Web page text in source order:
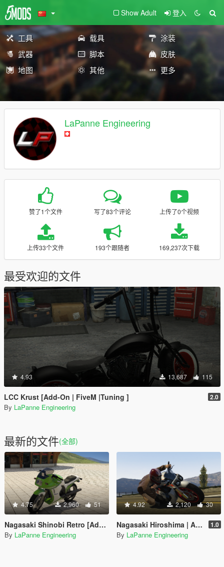
Show Adult 登入
工具 载具
涂装
武器
脚本
皮肤
地图
其他 更多
LaPanne Engineering
赞了1个文件 写了83个评论 上传了0个视频
上传33个文件 193个跟随者 169,237次下载
最受欢迎的文件
4.93 13,687 115
LCC Krust [Add-On | FiveM |Tuning ] 2.0
By LaPanne Engineering
最新的文件(全部)
4.75 2,960 51
Nagasaki Shinobi Retro [Add-On | FiveM | Template]
By LaPanne Engineering
4.92 2,120 30
Nagasaki Hiroshima | ADDON | FIVEM | TEMPLATE 1.0
By LaPanne Engineering